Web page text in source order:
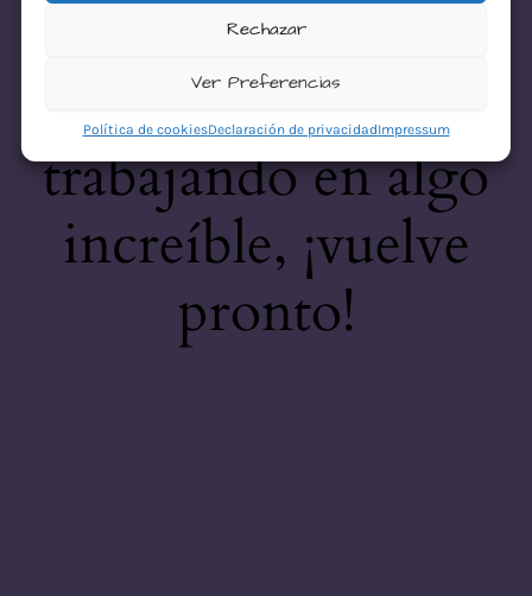
Rechazar
Ver Preferencias
Política de cookiesDeclaración de privacidadImpressum
¡Disculpa este
desastre! Estamos
trabajando en algo
increíble, ¡vuelve
pronto!